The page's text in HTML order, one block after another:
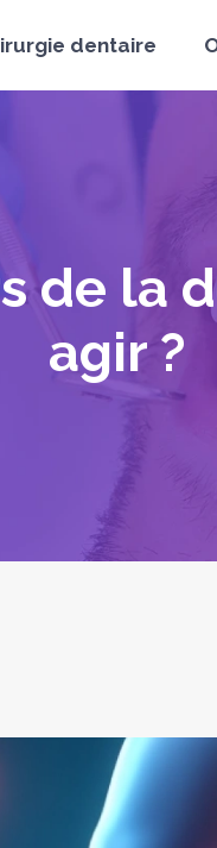
dentaire
de la
agir ?